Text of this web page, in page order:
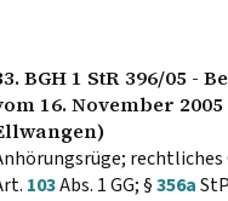
BGH 1 StR 396/05 -
16. November 2005
rechtliches
103Abs. 1 GG; §356a